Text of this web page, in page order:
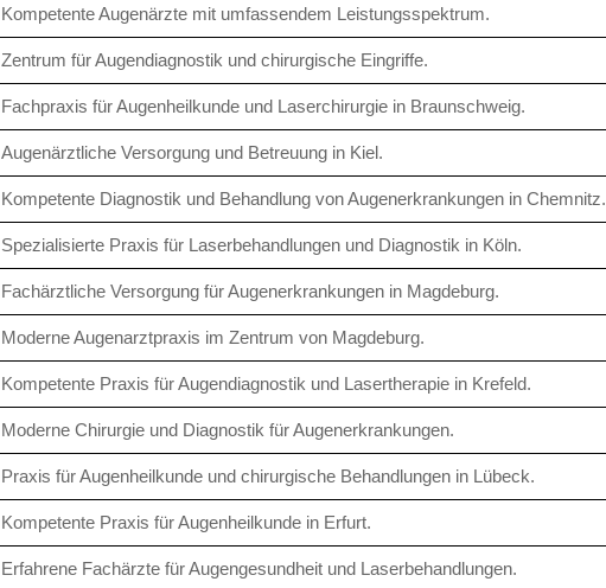
Kompetente Augenärzte mit umfassendem Leistungsspektrum.
Zentrum für Augendiagnostik und chirurgische Eingriffe.
Fachpraxis für Augenheilkunde und Laserchirurgie in Braunschweig.
Augenärztliche Versorgung und Betreuung in Kiel.
Kompetente Diagnostik und Behandlung von Augenerkrankungen in Chemnitz.
Spezialisierte Praxis für Laserbehandlungen und Diagnostik in Köln.
Fachärztliche Versorgung für Augenerkrankungen in Magdeburg.
Moderne Augenarztpraxis im Zentrum von Magdeburg.
Kompetente Praxis für Augendiagnostik und Lasertherapie in Krefeld.
Moderne Chirurgie und Diagnostik für Augenerkrankungen.
Praxis für Augenheilkunde und chirurgische Behandlungen in Lübeck.
Kompetente Praxis für Augenheilkunde in Erfurt.
Erfahrene Fachärzte für Augengesundheit und Laserbehandlungen.